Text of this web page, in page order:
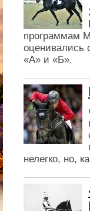
программам
оценивались
«А» и «Б».
нелегко, но,